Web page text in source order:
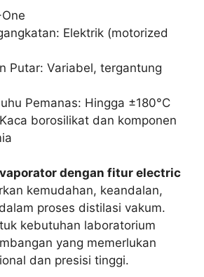
Elektrik (motorized
Putar: Variabel, tergantung
Pemanas: Hingga ±180°C
borosilikat dan komponen
dengan fitur electric
kemudahan, keandalan,
proses distilasi vakum.
kebutuhan laboratorium
yang memerlukan
dan presisi tinggi.